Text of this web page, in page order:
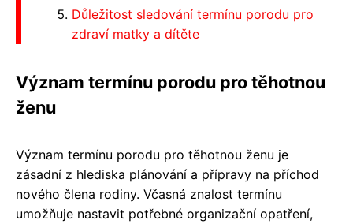
Důležitost sledování termínu porodu pro
zdraví matky a dítěte
Význam termínu porodu pro těhotnou
ženu
Význam termínu porodu pro těhotnou ženu je
zásadní z hlediska plánování a přípravy na příchod
nového člena rodiny. Včasná znalost termínu
umožňuje nastavit potřebné organizační opatření,